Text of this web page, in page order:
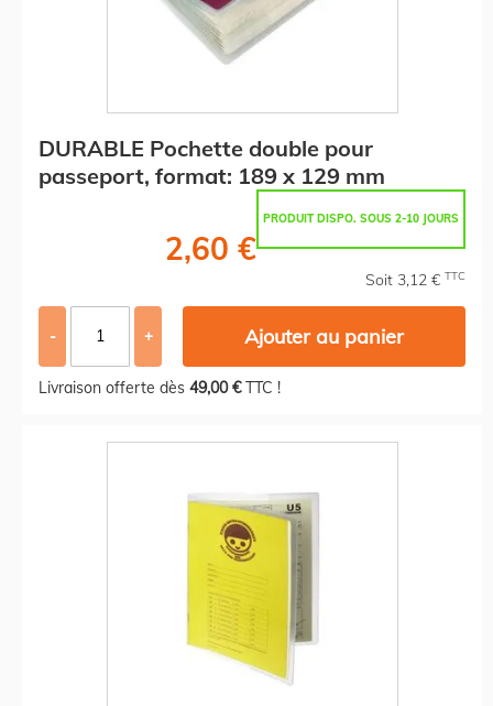
DURABLE Pochette double pour
passeport, format: 189 x 129 mm
PRODUIT DISPO. SOUS 2-10 JOURS
2,60 €
Soit 3,12 € TTC
- + Ajouter au panier
Livraison offerte dès 49,00 €TTC !